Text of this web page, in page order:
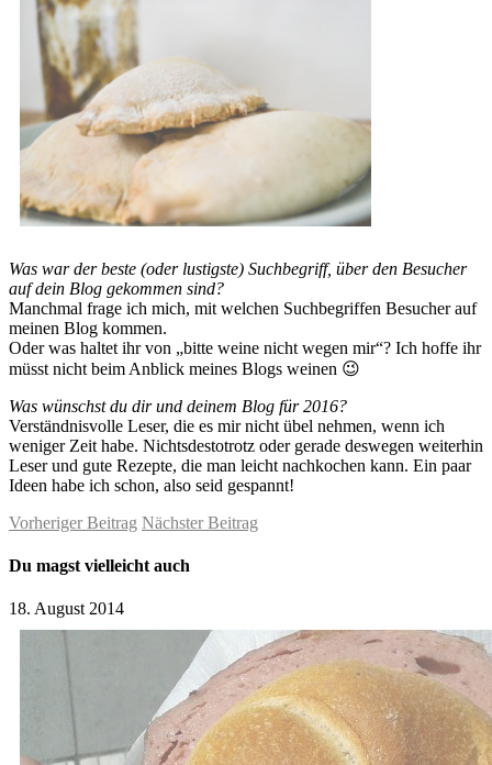
Was war der beste (oder lustigste) Suchbegriff, über den Besucher
auf dein Blog gekommen sind?
Manchmal frage ich mich, mit welchen Suchbegriffen Besucher auf
meinen Blog kommen.
Oder was haltet ihr von „bitte weine nicht wegen mir“? Ich hoffe ihr
müsst nicht beim Anblick meines Blogs weinen 😉
Was wünschst du dir und deinem Blog für 2016?
Verständnisvolle Leser, die es mir nicht übel nehmen, wenn ich
weniger Zeit habe. Nichtsdestotrotz oder gerade deswegen weiterhin
Leser und gute Rezepte, die man leicht nachkochen kann. Ein paar
Ideen habe ich schon, also seid gespannt!
Vorheriger Beitrag Nächster Beitrag
Du magst vielleicht auch
18. August 2014